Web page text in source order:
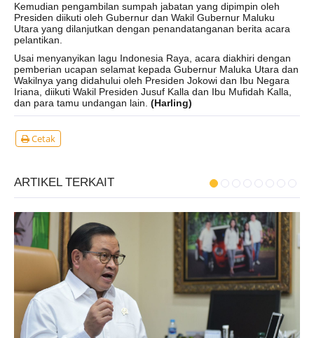
Kemudian pengambilan sumpah jabatan yang dipimpin oleh
Presiden diikuti oleh Gubernur dan Wakil Gubernur Maluku
Utara yang dilanjutkan dengan penandatanganan berita acara
pelantikan.
Usai menyanyikan lagu Indonesia Raya, acara diakhiri dengan
pemberian ucapan selamat kepada Gubernur Maluka Utara dan
Wakilnya yang didahului oleh Presiden Jokowi dan Ibu Negara
Iriana, diikuti Wakil Presiden Jusuf Kalla dan Ibu Mufidah Kalla,
dan para tamu undangan lain. (Harling)
Cetak
ARTIKEL TERKAIT